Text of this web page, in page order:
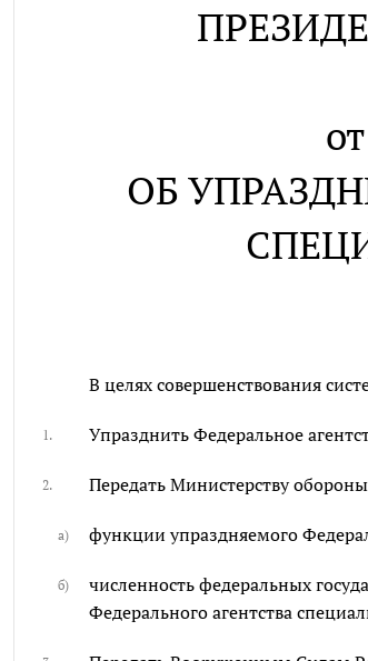
ОБ
В целях совершенствования
1. Упразднить Федеральное
2. Передать Министерству
а) функции упраздняемого
б)
численность федеральных
Федерального агентства